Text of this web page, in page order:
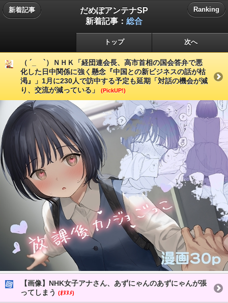
新着記事
だめぽアンテナSP
新着記事： 総合
Ranking
トップ 次へ
（ ´_ゝ`）ＮＨＫ「経団連会長、高市首相の国会答弁で悪
化した日中関係に強く懸念『中国との新ビジネスの話が枯
渇』」1月に230人で訪中する予定も延期「対話の機会が減
り、交流が減っている」
(PickUP!)
【画像】NHK女子アナさん、あずにゃんのあずにゃんが張
ってしまう (ｵﾇﾇﾒ)